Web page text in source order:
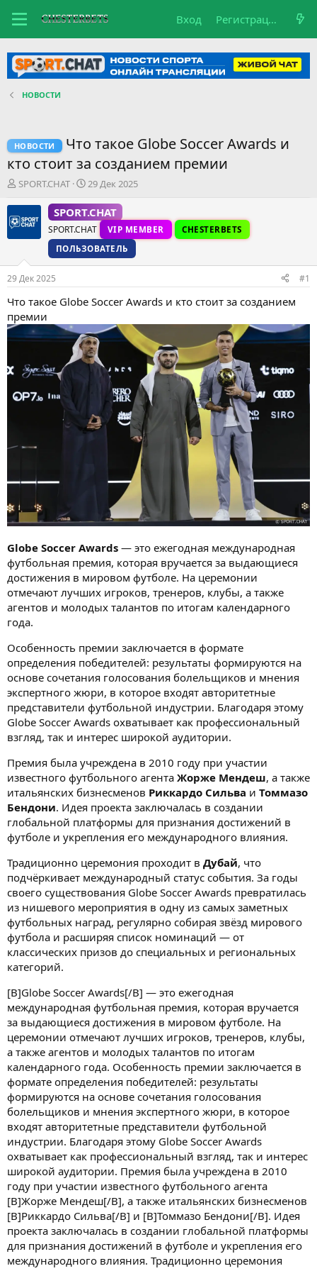
Вход Регистрация
НОВОСТИ
НОВОСТИ
Что такое Globe Soccer Awards и
кто стоит за созданием премии
А
т
о
е
м
ы
SPORT.CHAT
Д
т
а
н
а
ч
л
а
29 Дек 2025
SPORT.CHAT
SPORT.CHAT VIP MEMBER
CHESTERBETS
ПОЛЬЗОВАТЕЛЬ
29 Дек 2025 #1
Что такое Globe Soccer Awards и кто стоит за созданием
премии
Globe Soccer Awards — это ежегодная международная
футбольная премия, которая вручается за выдающиеся
достижения в мировом футболе. На церемонии
отмечают лучших игроков, тренеров, клубы, а также
агентов и молодых талантов по итогам календарного
года.
Особенность премии заключается в формате
определения победителей: результаты формируются на
основе сочетания голосования болельщиков и мнения
экспертного жюри, в которое входят авторитетные
представители футбольной индустрии. Благодаря этому
Globe Soccer Awards охватывает как профессиональный
взгляд, так и интерес широкой аудитории.
Премия была учреждена в 2010 году при участии
известного футбольного агента Жорже Мендеш, а также
итальянских бизнесменов Риккардо Сильва и Томмазо
Бендони. Идея проекта заключалась в создании
глобальной платформы для признания достижений в
футболе и укрепления его международного влияния.
Традиционно церемония проходит в Дубай, что
подчёркивает международный статус события. За годы
своего существования Globe Soccer Awards превратилась
из нишевого мероприятия в одну из самых заметных
футбольных наград, регулярно собирая звёзд мирового
футбола и расширяя список номинаций — от
классических призов до специальных и региональных
категорий.
[B]Globe Soccer Awards[/B] — это ежегодная
международная футбольная премия, которая вручается
за выдающиеся достижения в мировом футболе. На
церемонии отмечают лучших игроков, тренеров, клубы,
а также агентов и молодых талантов по итогам
календарного года. Особенность премии заключается в
формате определения победителей: результаты
формируются на основе сочетания голосования
болельщиков и мнения экспертного жюри, в которое
входят авторитетные представители футбольной
индустрии. Благодаря этому Globe Soccer Awards
охватывает как профессиональный взгляд, так и интерес
широкой аудитории. Премия была учреждена в 2010
году при участии известного футбольного агента
[B]Жорже Мендеш[/B], а также итальянских бизнесменов
[B]Риккардо Сильва[/B] и [B]Томмазо Бендони[/B]. Идея
проекта заключалась в создании глобальной платформы
для признания достижений в футболе и укрепления его
международного влияния. Традиционно церемония